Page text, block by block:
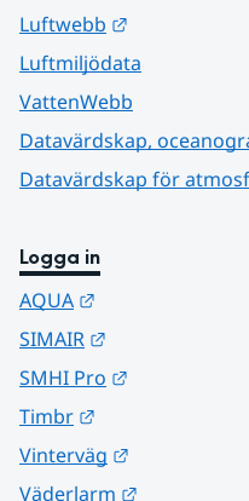
Luftwebb
Luftmiljödata
VattenWebb
Datavärdskap,
Datavärdskap för
Logga in
AQUA
SIMAIR
SMHI Pro
Timbr
Vinterväg
Väderlarm